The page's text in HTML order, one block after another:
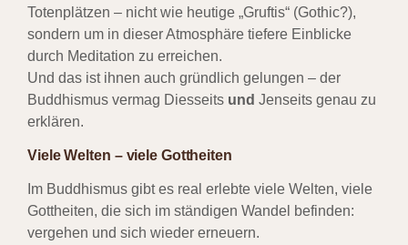
Totenplätzen – nicht wie heutige „Gruftis“ (Gothic?),
sondern um in dieser Atmosphäre tiefere Einblicke
durch Meditation zu erreichen.
Und das ist ihnen auch gründlich gelungen – der
Buddhismus vermag Diesseits und Jenseits genau zu
erklären.
Viele Welten – viele Gottheiten
Im Buddhismus gibt es real erlebte viele Welten, viele
Gottheiten, die sich im ständigen Wandel befinden:
vergehen und sich wieder erneuern.